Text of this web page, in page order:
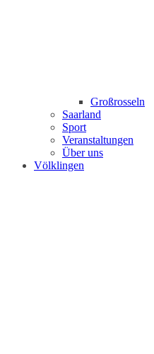
Großrosseln
Saarland
Sport
Veranstaltungen
Über uns
Völklingen